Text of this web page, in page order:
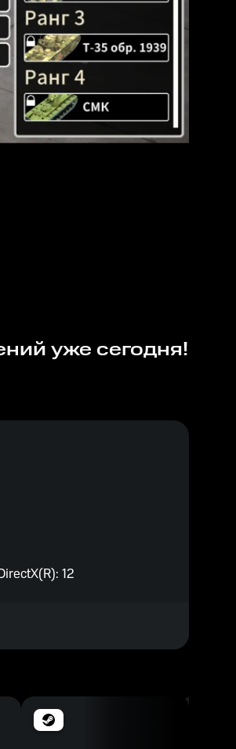
уже сегодня!
12